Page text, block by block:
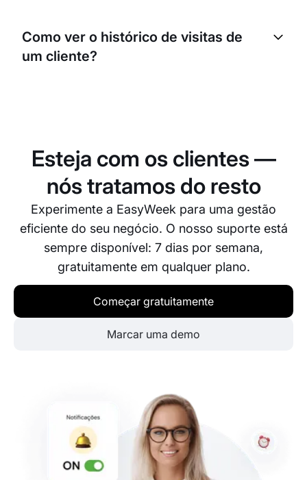
clientes habituais, novos clientes, etc. Isto ajuda no
marketing e no atendimento.
Como ver o histórico de visitas de
um cliente?
Esteja com os clientes —
nós tratamos do resto
Experimente a EasyWeek para uma gestão
eficiente do seu negócio. O nosso suporte está
sempre disponível: 7 dias por semana,
gratuitamente em qualquer plano.
Começar gratuitamente
Marcar uma demo